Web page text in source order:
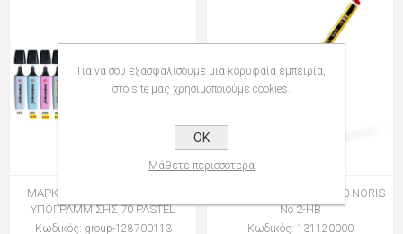
ΜΑΡΚΑΔΟΡΟΙ STABILO BOSS
ΥΠΟΓΡΑΜΜΙΣΗΣ 70 PASTEL
Κωδικός: group-128700113
ΜΟΛΥΒΙΑ STAEDTLER 120 NORIS
Νο 2-HB
Κωδικός: 131120000
Για να σου εξασφαλίσουμε μια κορυφαία εμπειρία,
στο site μας χρησιμοποιούμε cookies.
OK
Μάθετε περισσότερα